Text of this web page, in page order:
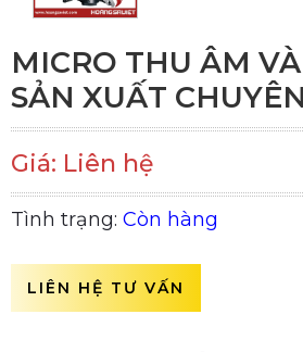
MICRO THU ÂM
SẢN XUẤT
Giá: Liên hệ
Tình trạng: Còn hàng
LIÊN HỆ TƯ VẤN